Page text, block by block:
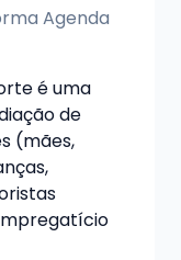
Agenda
é uma
de
(mães,